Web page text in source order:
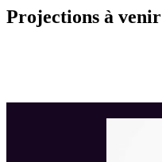
Projections à venir